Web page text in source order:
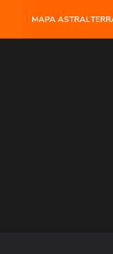
MAPA ASTRAL